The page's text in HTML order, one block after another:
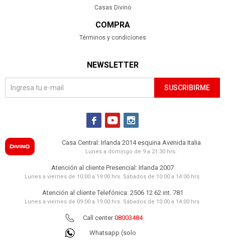
Casas Divino
COMPRA
Términos y condiciones
NEWSLETTER
SUSCRIBIRME
  
Casa Central: Irlanda 2014 esquina Avenida Italia
Lunes a domingo de 9 a 21:30 hrs.
Atención al cliente Presencial: Irlanda 2007
Lunes a viernes de 10:00 a 19:00 hrs. Sábados de 10:00 a 14:00 hrs.
Atención al cliente Telefónica: 2506 12 62 int. 781
Lunes a viernes de 09:00 a 19:00 hrs. Sábados de 10:00 a 14:00 hrs.
Call center08003484
Whatsapp (solo